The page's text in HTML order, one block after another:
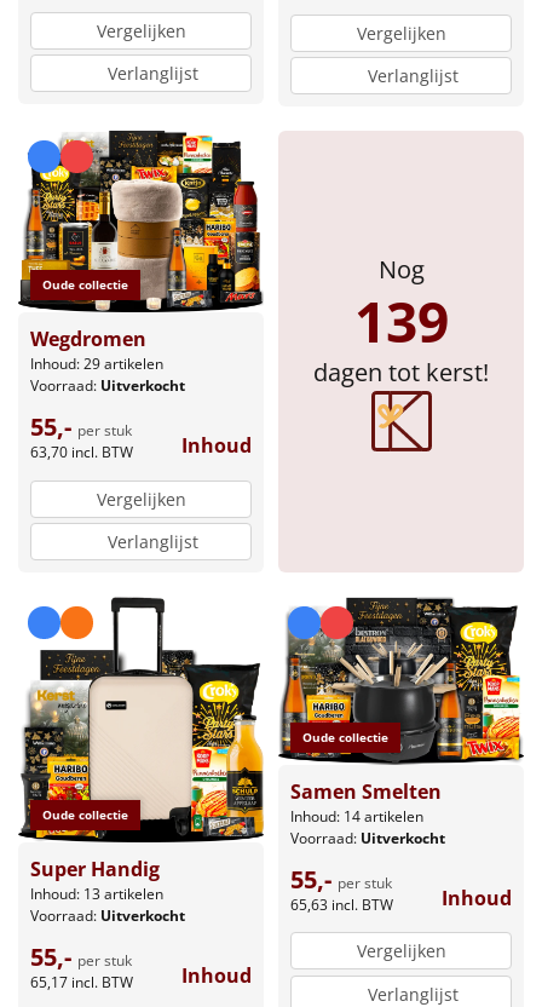
Alle artikelen
Overige
Ideeën
Personeel
Doe het zelf
Sinterklaaspakketten
Particulier
Kerstgeschenken 2026
Relatiegeschenken
Cadeaubon
Per stuk
Alle overige
Vergelijken
Verlanglijst
Vergelijken
Verlanglijst
Oude collectie
Wegdromen
Inhoud: 29 artikelen
Voorraad: Uitverkocht
55,- per stuk
63,70 incl. BTW Inhoud
Vergelijken
Verlanglijst
Nog
139
dagen tot kerst!
Oude collectie
Super Handig
Inhoud: 13 artikelen
Voorraad: Uitverkocht
55,- per stuk
65,17 incl. BTW Inhoud
Oude collectie
Samen Smelten
Inhoud: 14 artikelen
Voorraad: Uitverkocht
55,- per stuk
65,63 incl. BTW Inhoud
Vergelijken
Verlanglijst